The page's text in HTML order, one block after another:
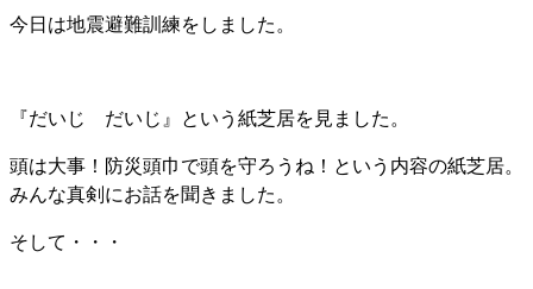
今日は地震避難訓練をしました。
『だいじ だいじ』という紙芝居を見ました。
頭は大事！防災頭巾で頭を守ろうね！という内容の紙芝居。
みんな真剣にお話を聞きました。
そして・・・